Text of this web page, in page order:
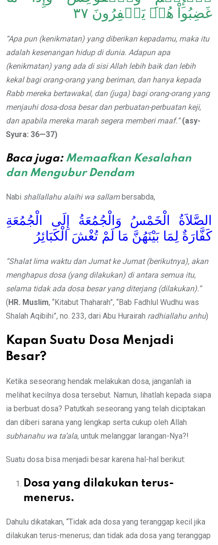
غَضِبُواْ هُمۡ يَغۡفِرُونَ ٣٧
“Apa pun (kenikmatan) yang diberikan kepadamu, maka itu
adalah kesenanganhidup di dunia. Adapun apa
(kenikmatan) yang ada di sisi Allah lebih baik dan lebih
kekal bagi orang-orang yang beriman, dan hanya kepada
Rabb mereka bertawakal, dan (juga) bagi orang-orang yang
menjauhi dosa-dosa besar dan perbuatan-perbuatan keji,
dan apabila mereka marah segera memberi maaf.” (asy-
Syura: 36—37)
Baca juga: Memaafkan Kesalahan
dan Mengubur Dendam
Nabi shallallahu alaihi wa sallambersabda,
الصَّلاَةُ الْخَمْسُ وَالْجُمُعَةُ إِلَى الْجُمُعَةِ
كَفَّارَةٌ لِمَا بَيْنَهُنَّ مَا لَمْ تُغْشَ الْكَبَائِرُ
“Shalat lima waktu dan Jumat ke Jumat (berikutnya), akan
menghapus dosa (yang dilakukan) di antara semua itu,
selama tidak ada dosa besar yang diterjang(dilakukan).”
(HR. Muslim, “Kitabut Thaharah”, “Bab Fadhlul Wudhu was
Shalah Aqibihi”, no. 233, dari Abu Hurairah radhiallahu anhu)
Kapan Suatu Dosa Menjadi
Besar?
Ketika seseorang hendak melakukan dosa, janganlah ia
melihat kecilnya dosa tersebut. Namun, lihatlah kepada siapa
ia berbuat dosa? Patutkah seseorang yang telah diciptakan
dan diberi sarana yang lengkap serta cukup oleh Allah
subhanahu wa ta’ala, untuk melanggar larangan-Nya?!
Suatu dosa bisa menjadi besar karena hal-hal berikut:
Dosa yang dilakukan terus-
menerus.
Dahulu dikatakan, “Tidak ada dosa yang teranggap kecil jika
dilakukan terus-menerus; dan tidak ada dosa yang teranggap